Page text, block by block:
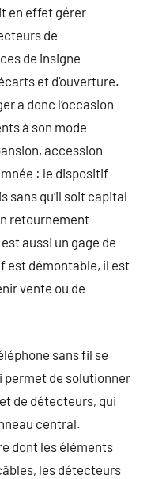
en effet gérer
de
de insigne
et d’ouverture.
a donc l’occasion
à son mode
accession
: le dispositif
sans qu’il soit capital
retournement
aussi un gage de
est démontable, il est
vente ou de
sans fil se
permet de solutionner
de détecteurs, qui
central.
dont les éléments
les détecteurs